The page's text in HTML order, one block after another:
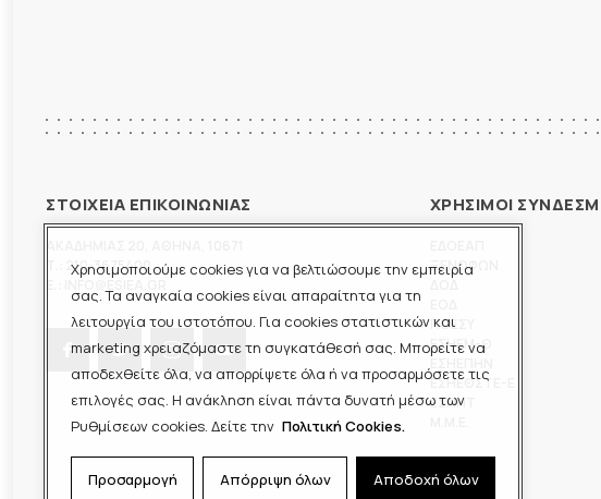
Χρησιμοποιούμε cookies για να βελτιώσουμε την εμπειρία
σας. Τα αναγκαία cookies είναι απαραίτητα για τη
λειτουργία του ιστοτόπου. Για cookies στατιστικών και
marketing χρειαζόμαστε τη συγκατάθεσή σας. Μπορείτε να
αποδεχθείτε όλα, να απορρίψετε όλα ή να προσαρμόσετε τις
επιλογές σας. Η ανάκληση είναι πάντα δυνατή μέσω των
Ρυθμίσεων cookies. Δείτε την Πολιτική Cookies.
Προσαρμογή Απόρριψη όλων Αποδοχή όλων
ΣΤΟΙΧΕΙΑ ΕΠΙΚΟΙΝΩΝΙΑΣ
210-3675400
ΧΡΗΣΙΜΟΙ
ΞΕΝΟΦΩΝ
ΠΟΕΣΥ
ΕΣΗΕΜ-Θ
ΕΣΗΕΘΣΤΕ-Ε
ΕΣΠΗΤ